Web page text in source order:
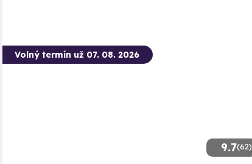
9.7(62)
Volný termín už 07. 08. 2026